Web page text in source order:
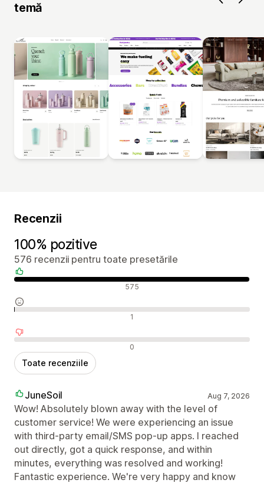
temă
Recenzii
100% pozitive
576 recenzii pentru toate presetările
Recenzii pozitive 575
Recenzii neutre 1
Recenzii negative 0
Toate recenziile
JuneSoil Aug 7, 2026
Wow! Absolutely blown away with the level of
customer service! We were experiencing an issue
with third-party email/SMS pop-up apps. I reached
out directly, got a quick response, and within
minutes, everything was resolved and working!
Fantastic experience. We're very happy and know